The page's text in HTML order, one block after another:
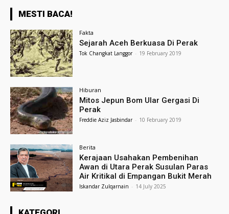
MESTI BACA!
Fakta
Sejarah Aceh Berkuasa Di Perak
Tok Changkat Langgor - 19 February 2019
Hiburan
Mitos Jepun Bom Ular Gergasi Di
Perak
Freddie Aziz Jasbindar - 10 February 2019
Berita
Kerajaan Usahakan Pembenihan
Awan di Utara Perak Susulan Paras
Air Kritikal di Empangan Bukit Merah
Iskandar Zulqarnain - 14 July 2025